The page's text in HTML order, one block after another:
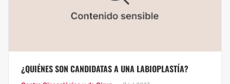
¿QUIÉNES SON CANDIDATAS A UNA LABIOPLASTÍA?